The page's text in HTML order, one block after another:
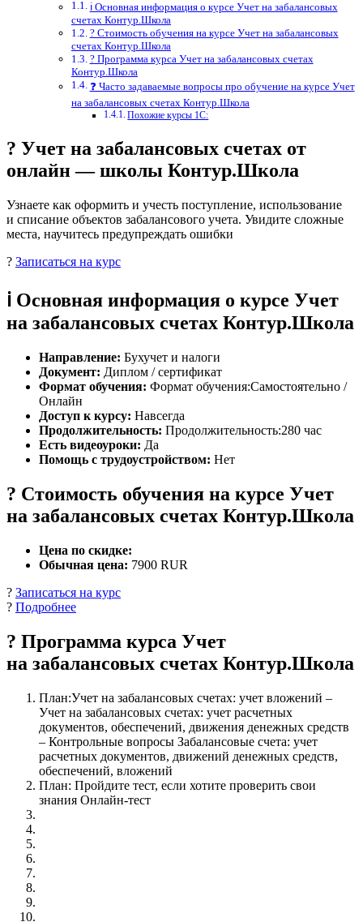
ℹ️ Основная информация о курсе Учет на забалансовых
счетах Контур.Школа
? Стоимость обучения на курсе Учет на забалансовых
счетах Контур.Школа
? Программа курса Учет на забалансовых счетах
Контур.Школа
❓ Часто задаваемые вопросы про обучение на курсе Учет
на забалансовых счетах Контур.Школа
Похожие курсы 1С:
? Учет на забалансовых счетах от
онлайн — школы Контур.Школа
Узнаете как оформить и учесть поступление, использование
и списание объектов забалансового учета. Увидите сложные
места, научитесь предупреждать ошибки
? Записаться на курс
ℹ️ Основная информация о курсе Учет
на забалансовых счетах Контур.Школа
Направление: Бухучет и налоги
Документ: Диплом / сертификат
Формат обучения: Формат обучения:Самостоятельно /
Онлайн
Доступ к курсу: Навсегда
Продолжительность: Продолжительность:280 час
Есть видеоуроки: Да
Помощь с трудоустройством: Нет
? Стоимость обучения на курсе Учет
на забалансовых счетах Контур.Школа
Цена по скидке:
Обычная цена: 7900 RUR
? Записаться на курс
? Подробнее
? Программа курса Учет
на забалансовых счетах Контур.Школа
План:Учет на забалансовых счетах: учет вложений –
Учет на забалансовых счетах: учет расчетных
документов, обеспечений, движения денежных средств
– Контрольные вопросы Забалансовые счета: учет
расчетных документов, движений денежных средств,
обеспечений, вложений
План: Пройдите тест, если хотите проверить свои
знания Онлайн-тест